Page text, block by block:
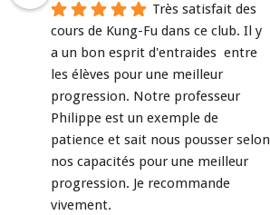
Très satisfait des
cours de Kung-Fu dans ce club. Il y
a un bon esprit d'entraides  entre
les élèves pour une meilleur
progression. Notre professeur
Philippe est un exemple de
patience et sait nous pousser selon
nos capacités pour une meilleur
progression. Je recommande
vivement.